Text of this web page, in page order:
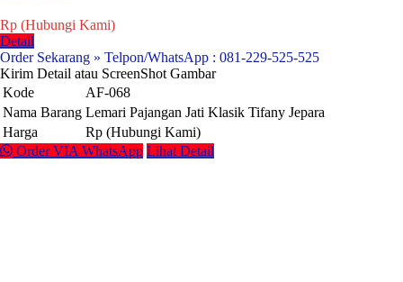
Rp (Hubungi Kami)
Detail
Order Sekarang » Telpon/WhatsApp : 081-229-525-525
Kirim Detail atau ScreenShot Gambar
Kode
AF-068
Nama Barang Lemari Pajangan Jati Klasik Tifany Jepara
Harga
Rp (Hubungi Kami)
Order VIA WhatsApp Lihat Detail